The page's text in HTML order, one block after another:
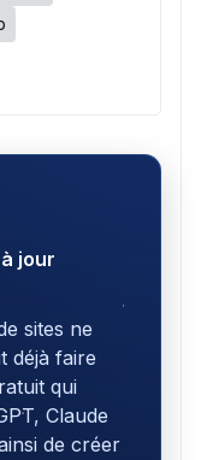
jour
sites ne
déjà faire
qui
Claude
de créer